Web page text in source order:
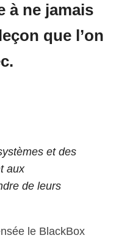
à ne jamais
que l’on
et des
aux
de leurs
le BlackBox